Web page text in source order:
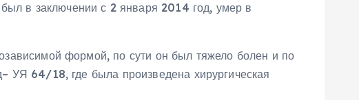
в заключении с 2 января 2014 год, умер в
формой, по сути он был тяжело болен и по
УЯ 64/18, где была произведена хирургическая